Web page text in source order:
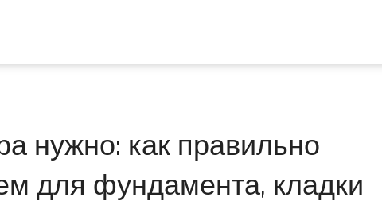
нужно: как правильно
для фундамента, кладки